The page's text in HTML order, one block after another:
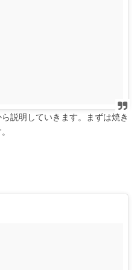
説明していきます。まずは焼き